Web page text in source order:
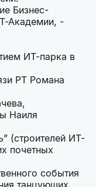
Бизнес-
Академии, -
ИТ-парка в
РТ Романа
Наиля
(строителей ИТ-
почетных
события